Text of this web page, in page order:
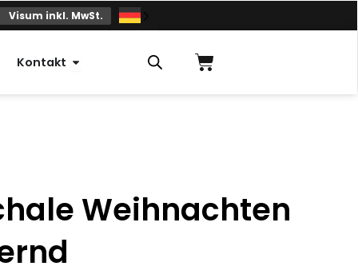
Visum inkl. MwSt.
Kontakt Offener Kontakt Einkaufskorb
Weihnachten